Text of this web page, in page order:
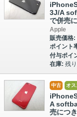
3J/A
で併売
Apple
販売価格:
ポイント
付与ポイ
在庫: 残
中古 オス
A
売につ